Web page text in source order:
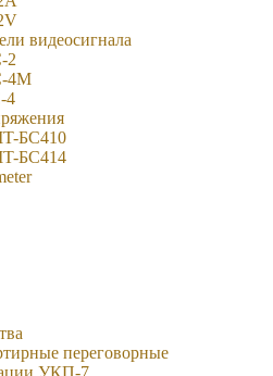
видеосигнала
2
4М
4
БС410
БС414
переговорные
УКП-7